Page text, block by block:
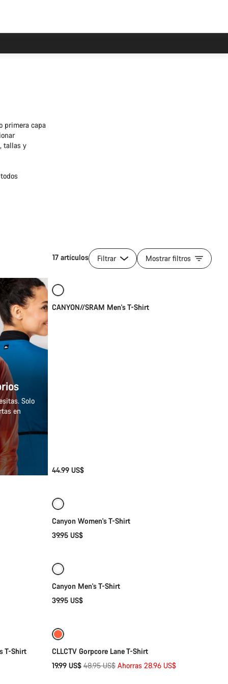
primera capa
tallas y
17 artículos Filtrar Mostrar filtros
Solo
en
Selección rápida
CANYON//SRAM Men's T-Shirt
44.99 US$
Canyon Women's T-Shirt
39.95 US$
Canyon Men's T-Shirt
39.95 US$
T-Shirt
CLLCTV Gorpcore Lane T-Shirt
19.99 US$ Precio
48.95 US$ Ahorras 28.96 US$